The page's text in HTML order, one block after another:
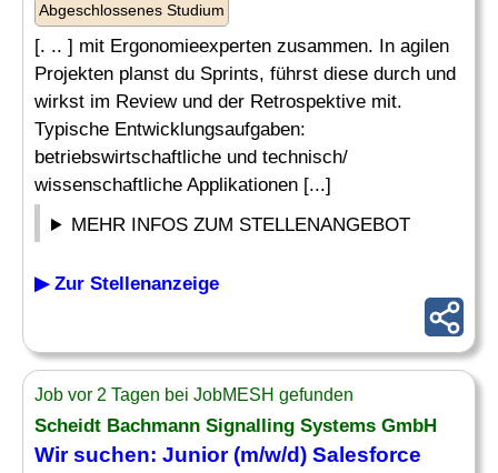
Abgeschlossenes Studium
[. .. ] mit Ergonomieexperten zusammen. In agilen
Projekten planst du Sprints, führst diese durch und
wirkst im Review und der Retrospektive mit.
Typische Entwicklungsaufgaben:
betriebswirtschaftliche und technisch/
wissenschaftliche Applikationen [...]
MEHR INFOS ZUM STELLENANGEBOT
▶ Zur Stellenanzeige
Job vor 2 Tagen bei JobMESH gefunden
Scheidt Bachmann Signalling Systems GmbH
Wir suchen: Junior(m/w/d) Salesforce